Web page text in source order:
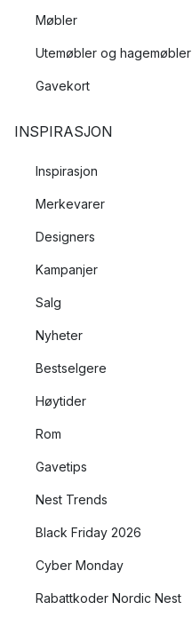
Møbler
Utemøbler og hagemøbler
Gavekort
INSPIRASJON
Inspirasjon
Merkevarer
Designers
Kampanjer
Salg
Nyheter
Bestselgere
Høytider
Rom
Gavetips
Nest Trends
Black Friday 2026
Cyber Monday
Rabattkoder Nordic Nest